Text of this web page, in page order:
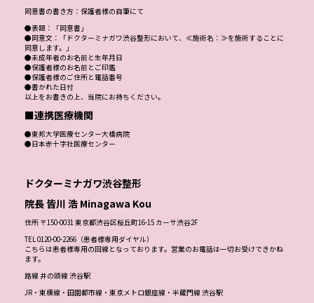
同意書の書き方：保護者様の自筆にて
●表題：「同意書」
●同意文：「ドクターミナガワ渋谷整形において、≪施術名：≫を施術することに
同意します。」
●未成年者のお名前と生年月日
●保護者様のお名前とご印鑑
●保護者様のご住所と電話番号
●書かれた日付
以上をお書きの上、当院にお持ちください。
■連携医療機関
●東邦大学医療センター大橋病院
●日本赤十字社医療センター
ドクターミナガワ渋谷整形
院長 皆川 浩 Minagawa Kou
住所 〒150-0031 東京都渋谷区桜丘町16-15 カーサ渋谷2F
TEL 0120-00-2266（患者様専用ダイヤル）
こちらは患者様専用の回線となっております。営業のお電話は一切お受けできかね
ます。
路線 井の頭線 渋谷駅
JR・東横線・田園都市線・東京メトロ銀座線・半蔵門線 渋谷駅